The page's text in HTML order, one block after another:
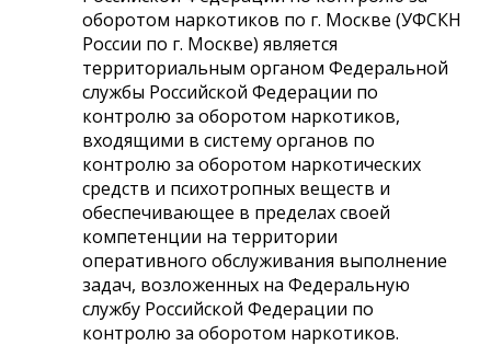
оборотом наркотиков по г. Москве (УФСКН
России по г. Москве) является
территориальным органом Федеральной
службы Российской Федерации по
контролю за оборотом наркотиков,
входящими в систему органов по
контролю за оборотом наркотических
средств и психотропных веществ и
обеспечивающее в пределах своей
компетенции на территории
оперативного обслуживания выполнение
задач, возложенных на Федеральную
службу Российской Федерации по
контролю за оборотом наркотиков.